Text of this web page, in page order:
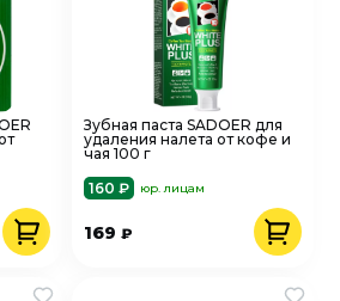
Зубная паста SADOER для
удаления налета от кофе и
чая 100 г
160 ₽
юр. лицам
169₽